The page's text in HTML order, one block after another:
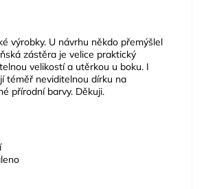
výrobky. U návrhu někdo přemýšlel
zástěra je velice praktický
velikostí a utěrkou u boku. I
téměř neviditelnou dírku na
přírodní barvy. Děkuji.